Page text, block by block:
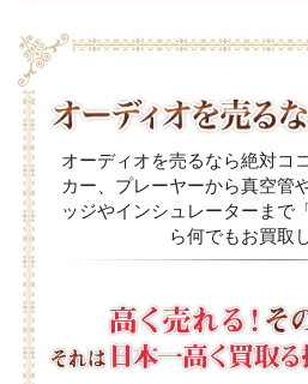
オーディオを売るなら絶対コ
カー、プレーヤーから真空管
ッジやインシュレーターまで
ら何でもお買取